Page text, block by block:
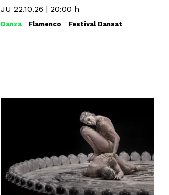
JU 22.10.26 | 20:00 h
Danza Flamenco Festival Dansat